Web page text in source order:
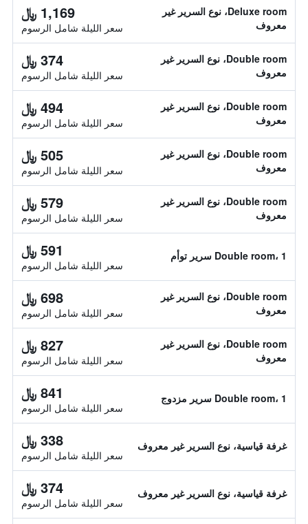
Deluxe room، نوع السرير غير
معروف
1,169 ﷼
سعر الليلة شامل الرسوم
Double room، نوع السرير غير
معروف
374 ﷼
سعر الليلة شامل الرسوم
Double room، نوع السرير غير
معروف
494 ﷼
سعر الليلة شامل الرسوم
Double room، نوع السرير غير
معروف
505 ﷼
سعر الليلة شامل الرسوم
Double room، نوع السرير غير
معروف
579 ﷼
سعر الليلة شامل الرسوم
Double room، 1 سرير توأم 591 ﷼
سعر الليلة شامل الرسوم
Double room، نوع السرير غير
معروف
698 ﷼
سعر الليلة شامل الرسوم
Double room، نوع السرير غير
معروف
827 ﷼
سعر الليلة شامل الرسوم
Double room، 1 سرير مزدوج 841 ﷼
سعر الليلة شامل الرسوم
غرفة قياسية، نوع السرير غير معروف 338 ﷼
سعر الليلة شامل الرسوم
غرفة قياسية، نوع السرير غير معروف 374 ﷼
سعر الليلة شامل الرسوم